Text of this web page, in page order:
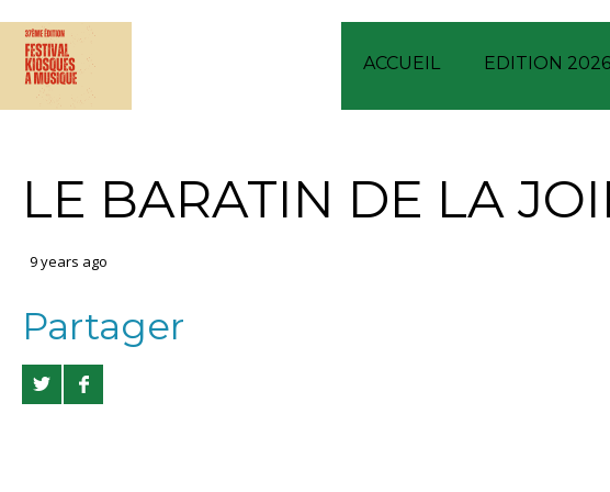
ACCUEIL EDITION 2026
LE BARATIN DE LA
9 years ago
Partager